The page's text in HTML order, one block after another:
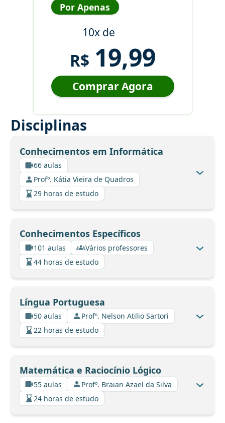
Por Apenas
10x de
R$ 19,99
Comprar Agora
Disciplinas
Conhecimentos em Informática
66 aulas
Profº. Kátia Vieira de Quadros
29 horas de estudo
Conhecimentos Específicos
101 aulas
Vários professores
44 horas de estudo
Língua Portuguesa
50 aulas
Profº. Nelson Atilio Sartori
22 horas de estudo
Matemática e Raciocínio Lógico
55 aulas
Profº. Braian Azael da Silva
24 horas de estudo